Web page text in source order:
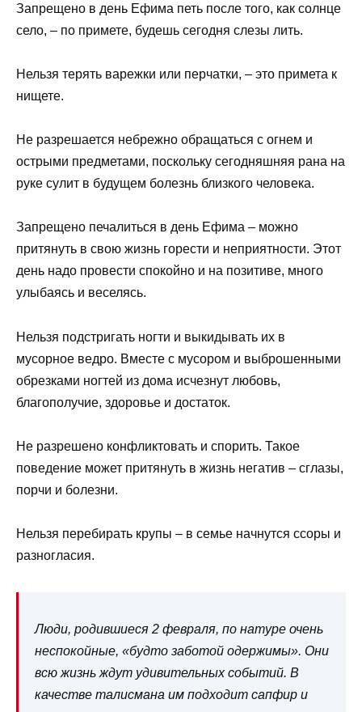
Запрещено в день Ефима петь после того, как солнце
село, – по примете, будешь сегодня слезы лить.
Нельзя терять варежки или перчатки, – это примета к
нищете.
Не разрешается небрежно обращаться с огнем и
острыми предметами, поскольку сегодняшняя рана на
руке сулит в будущем болезнь близкого человека.
Запрещено печалиться в день Ефима – можно
притянуть в свою жизнь горести и неприятности. Этот
день надо провести спокойно и на позитиве, много
улыбаясь и веселясь.
Нельзя подстригать ногти и выкидывать их в
мусорное ведро. Вместе с мусором и выброшенными
обрезками ногтей из дома исчезнут любовь,
благополучие, здоровье и достаток.
Не разрешено конфликтовать и спорить. Такое
поведение может притянуть в жизнь негатив – сглазы,
порчи и болезни.
Нельзя перебирать крупы – в семье начнутся ссоры и
разногласия.
Люди, родившиеся 2 февраля, по натуре очень
неспокойные, «будто заботой одержимы». Они
всю жизнь ждут удивительных событий. В
качестве талисмана им подходит сапфир и